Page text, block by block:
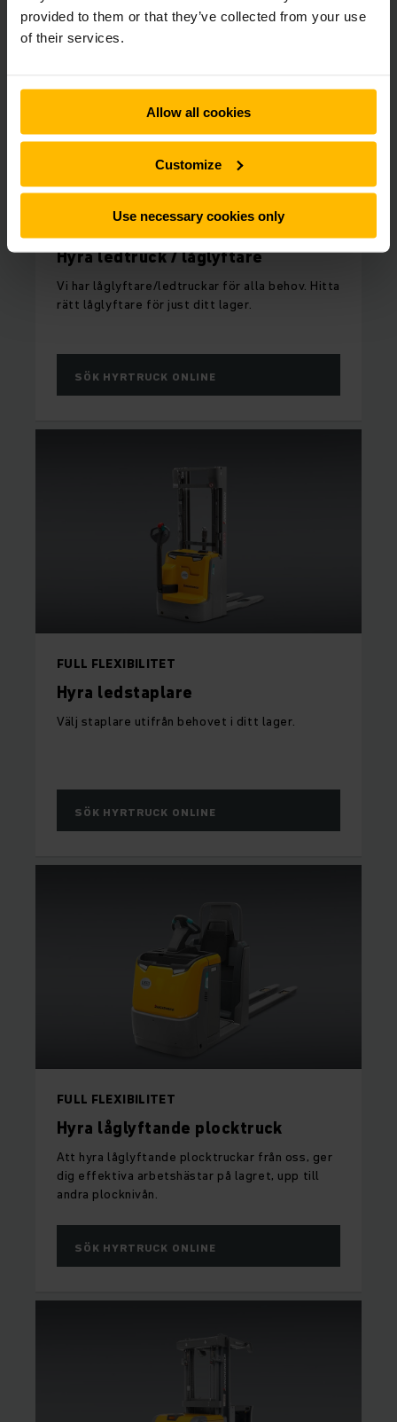
provided to them or that they’ve collected from your use
of their services.
Allow all cookies
Customize
Use necessary cookies only
Hyra ledtruck / låglyftare
Vi har låglyftare/ledtruckar för alla behov. Hitta
rätt låglyftare för just ditt lager.
SÖK HYRTRUCK ONLINE
FULL FLEXIBILITET
Hyra ledstaplare
Välj staplare utifrån behovet i ditt lager.
SÖK HYRTRUCK ONLINE
FULL FLEXIBILITET
Hyra låglyftande plocktruck
Att hyra låglyftande plocktruckar från oss, ger
dig effektiva arbetshästar på lagret, upp till
andra plocknivån.
SÖK HYRTRUCK ONLINE